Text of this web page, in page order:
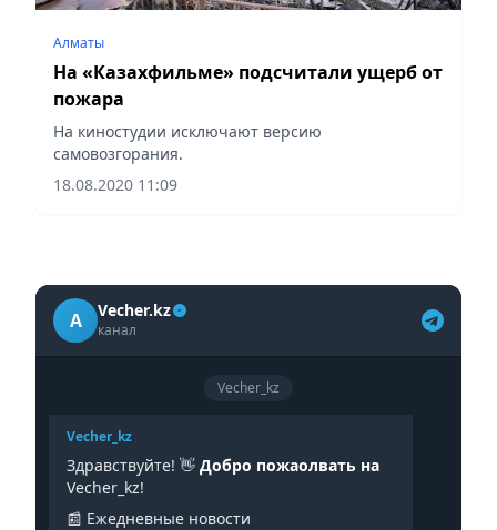
Алматы
На «Казахфильме» подсчитали ущерб от
пожара
На киностудии исключают версию
самовозгорания.
18.08.2020 11:09
A Vecher.kz
канал
Vecher_kz
Vecher_kz
Здравствуйте! 👋 Добро пожаолвать на
Vecher_kz!
📰 Ежедневные новости